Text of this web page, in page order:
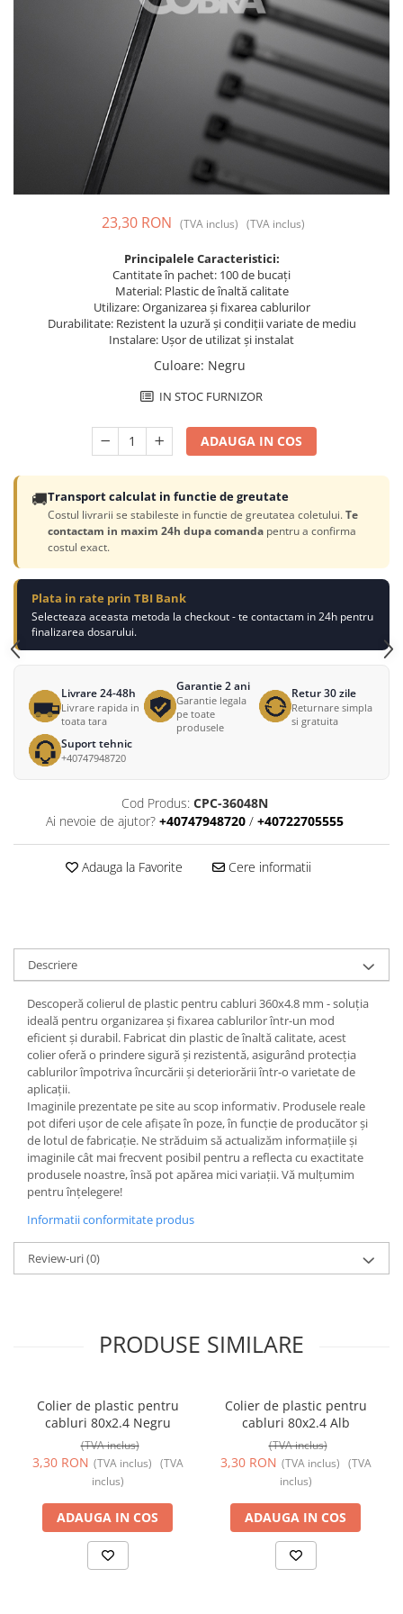
Prize și fișe industriale
Suporturi de fixare
Variator de tensiune
Întrerupătoare
23,30 RON (TVA inclus) (TVA inclus)
Principalele Caracteristici:
Cantitate în pachet: 100 de bucați
Material: Plastic de înaltă calitate
Utilizare: Organizarea și fixarea cablurilor
Durabilitate: Rezistent la uzură și condiții variate de mediu
Instalare: Ușor de utilizat și instalat
Culoare: Negru
IN STOC FURNIZOR
ADAUGA IN COS
🚚Transport calculat in functie de greutate
Costul livrarii se stabileste in functie de greutatea coletului.Te
contactam in maxim 24h dupa comanda pentru a confirma
costul exact.
Plata in rate prin TBI Bank
Selecteaza aceasta metoda la checkout - te contactam in 24h pentru
finalizarea dosarului.
Livrare 24-48h
Livrare rapida in
toata tara
Garantie 2 ani
Garantie legala
pe toate
produsele
Retur 30 zile
Returnare simpla
si gratuita
Suport tehnic
+40747948720
Cod Produs: CPC-36048N
Ai nevoie de ajutor? +40747948720 / +40722705555
Adauga la Favorite Cere informatii
Descriere
Descoperă colierul de plastic pentru cabluri 360x4.8 mm - soluția
ideală pentru organizarea și fixarea cablurilor într-un mod
eficient și durabil. Fabricat din plastic de înaltă calitate, acest
colier oferă o prindere sigură și rezistentă, asigurând protecția
cablurilor împotriva încurcării și deteriorării într-o varietate de
aplicații.
Imaginile prezentate pe site au scop informativ. Produsele reale
pot diferi ușor de cele afișate în poze, în funcție de producător și
de lotul de fabricație. Ne străduim să actualizăm informațiile și
imaginile cât mai frecvent posibil pentru a reflecta cu exactitate
produsele noastre, însă pot apărea mici variații. Vă mulțumim
pentru înțelegere!
Informatii conformitate produs
Review-uri(0)
PRODUSE SIMILARE
Colier de plastic pentru
cabluri 80x2.4 Negru
(TVA inclus)
3,30 RON (TVA inclus) (TVA
inclus)
ADAUGA IN COS
Colier de plastic pentru
cabluri 80x2.4 Alb
(TVA inclus)
3,30 RON (TVA inclus) (TVA
inclus)
ADAUGA IN COS